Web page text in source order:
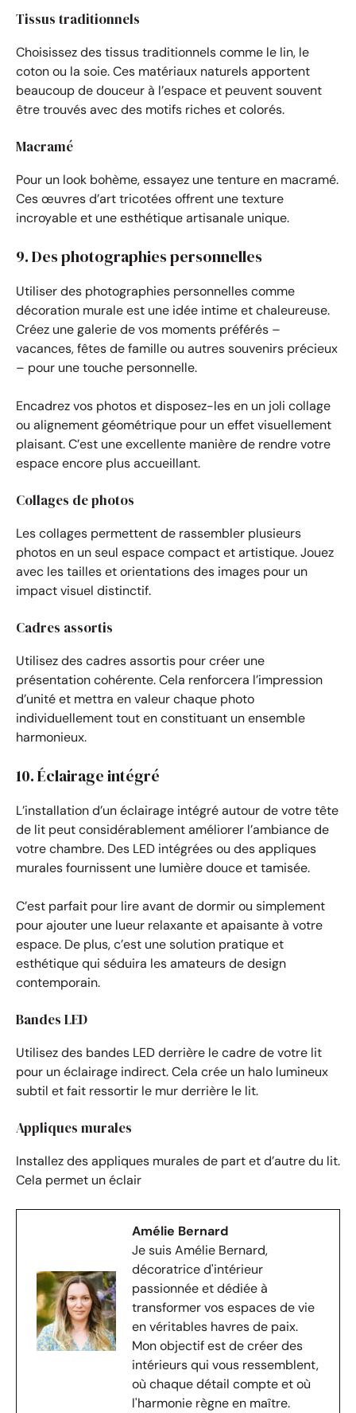
Tissus traditionnels
Choisissez des tissus traditionnels comme le lin, le
coton ou la soie. Ces matériaux naturels apportent
beaucoup de douceur à l’espace et peuvent souvent
être trouvés avec des motifs riches et colorés.
Macramé
Pour un look bohème, essayez une tenture en macramé.
Ces œuvres d’art tricotées offrent une texture
incroyable et une esthétique artisanale unique.
9. Des photographies personnelles
Utiliser des photographies personnelles comme
décoration murale est une idée intime et chaleureuse.
Créez une galerie de vos moments préférés –
vacances, fêtes de famille ou autres souvenirs précieux
– pour une touche personnelle.
Encadrez vos photos et disposez-les en un joli collage
ou alignement géométrique pour un effet visuellement
plaisant. C’est une excellente manière de rendre votre
espace encore plus accueillant.
Collages de photos
Les collages permettent de rassembler plusieurs
photos en un seul espace compact et artistique. Jouez
avec les tailles et orientations des images pour un
impact visuel distinctif.
Cadres assortis
Utilisez des cadres assortis pour créer une
présentation cohérente. Cela renforcera l’impression
d’unité et mettra en valeur chaque photo
individuellement tout en constituant un ensemble
harmonieux.
10. Éclairage intégré
L’installation d’un éclairage intégré autour de votre tête
de lit peut considérablement améliorer l’ambiance de
votre chambre. Des LED intégrées ou des appliques
murales fournissent une lumière douce et tamisée.
C’est parfait pour lire avant de dormir ou simplement
pour ajouter une lueur relaxante et apaisante à votre
espace. De plus, c’est une solution pratique et
esthétique qui séduira les amateurs de design
contemporain.
Bandes LED
Utilisez des bandes LED derrière le cadre de votre lit
pour un éclairage indirect. Cela crée un halo lumineux
subtil et fait ressortir le mur derrière le lit.
Appliques murales
Installez des appliques murales de part et d’autre du lit.
Cela permet un éclair
Amélie Bernard
Je suis Amélie Bernard,
décoratrice d'intérieur
passionnée et dédiée à
transformer vos espaces de vie
en véritables havres de paix.
Mon objectif est de créer des
intérieurs qui vous ressemblent,
où chaque détail compte et où
l'harmonie règne en maître.